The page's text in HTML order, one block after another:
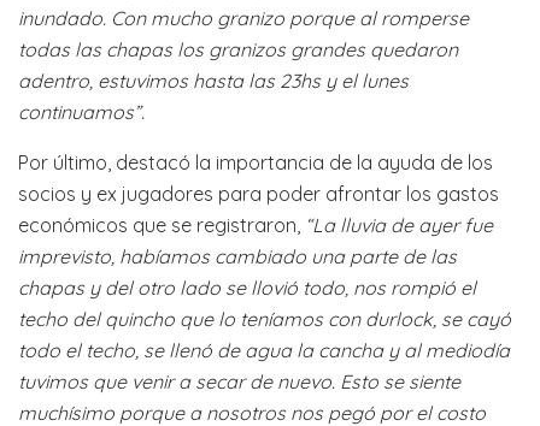
inundado. Con mucho granizo porque al romperse
todas las chapas los granizos grandes quedaron
adentro, estuvimos hasta las 23hs y el lunes
continuamos”.
Por último, destacó la importancia de la ayuda de los
socios y ex jugadores para poder afrontar los gastos
económicos que se registraron, “La lluvia de ayer fue
imprevisto, habíamos cambiado una parte de las
chapas y del otro lado se llovió todo, nos rompió el
techo del quincho que lo teníamos con durlock, se cayó
todo el techo, se llenó de agua la cancha y al mediodía
tuvimos que venir a secar de nuevo. Esto se siente
muchísimo porque a nosotros nos pegó por el costo